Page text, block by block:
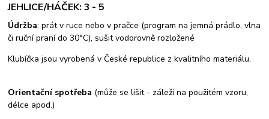
JEHLICE/HÁČEK: 3 - 5
Údržba: prát v ruce nebo v pračce (program na jemná prádlo, vlna
či ruční praní do 30°C), sušit vodorovně rozložené
Klubíčka jsou vyrobená v České republice z kvalitního materiálu.
Orientační spotřeba (může se lišit - záleží na použitém vzoru,
délce apod.)